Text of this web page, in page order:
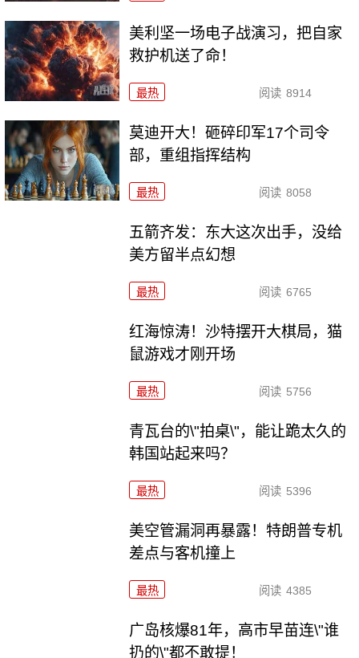
美利坚一场电子战演习，把自家
救护机送了命！
最热 阅读 8914
莫迪开大！砸碎印军17个司令
部，重组指挥结构
最热 阅读 8058
五箭齐发：东大这次出手，没给
美方留半点幻想
最热 阅读 6765
红海惊涛！沙特摆开大棋局，猫
鼠游戏才刚开场
最热 阅读 5756
青瓦台的\"拍桌\"，能让跪太久的
韩国站起来吗？
最热 阅读 5396
美空管漏洞再暴露！特朗普专机
差点与客机撞上
最热 阅读 4385
广岛核爆81年，高市早苗连\"谁
扔的\"都不敢提！